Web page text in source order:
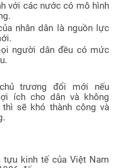
với các nước có mô hình
nhân dân là nguồn lực
người dân đều có mức
trương đổi mới nếu
ích cho dân và không
sẽ khó thành công và
tựu kinh tế của Việt Nam